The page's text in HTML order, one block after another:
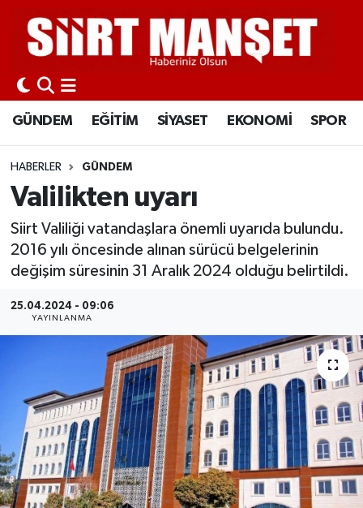
GÜNDEM EĞİTİM SİYASET EKONOMİ SPOR
HABERLER GÜNDEM
Valilikten uyarı
Siirt Valiliği vatandaşlara önemli uyarıda bulundu.
2016 yılı öncesinde alınan sürücü belgelerinin
değişim süresinin 31 Aralık 2024 olduğu belirtildi.
25.04.2024 - 09:06
YAYINLANMA
GÜNDEM
EĞİTİM
SİYASET
EKONOMİ
SPOR
İLÇELER
KÜLTÜR-SANAT
SAĞLIK-YAŞAM
Siirt Nöbetçi Eczaneler
Siirt Hava Durumu
Siirt Namaz Vakitleri
Siirt Trafik Yoğunluk Haritası
Süper Lig Puan Durumu ve Fikstür
Tüm Manşetler
Son Dakika Haberleri
Haber Arşivi